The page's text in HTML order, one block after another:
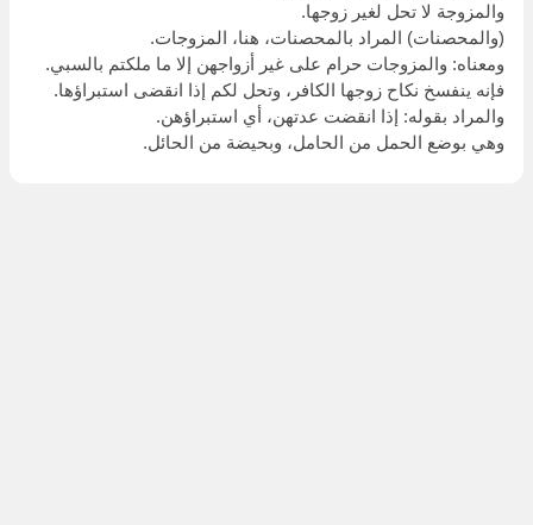
والمزوجة لا تحل لغير زوجها.
(والمحصنات) المراد بالمحصنات، هنا، المزوجات.
ومعناه: والمزوجات حرام على غير أزواجهن إلا ما ملكتم بالسبي.
فإنه ينفسخ نكاح زوجها الكافر، وتحل لكم إذا انقضى استبراؤها.
والمراد بقوله: إذا انقضت عدتهن، أي استبراؤهن.
وهي بوضع الحمل من الحامل، وبحيضة من الحائل.